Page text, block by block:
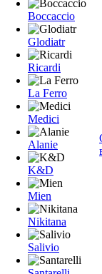
Boccaccio
Glodiatr
Ricardi
La Ferro
Medici
Alanie
K&D
Mien
Nikitana
Salivio